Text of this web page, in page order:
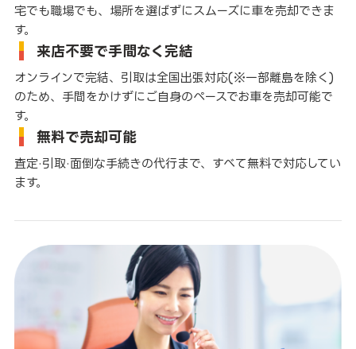
宅でも職場でも、場所を選ばずにスムーズに車を売却できま
す。
来店不要で手間なく完結
オンラインで完結、引取は全国出張対応(※一部離島を除く)
のため、手間をかけずにご自身のペースでお車を売却可能で
す。
無料で売却可能
査定·引取·面倒な手続きの代行まで、すべて無料で対応してい
ます。